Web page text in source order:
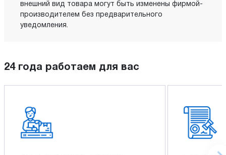
внешний вид товара могут быть изменены фирмой-
производителем без предварительного
уведомления.
24 года работаем для вас